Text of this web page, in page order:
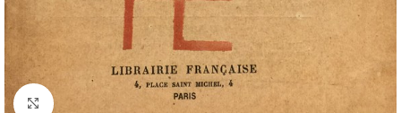
Cliquez pour agrandir